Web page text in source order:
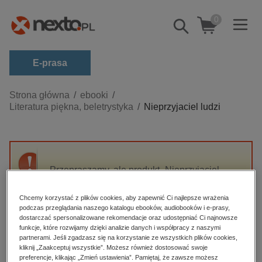
Pokaż/schowaj
wyszukiwarkę
0
E-prasa
Kategorie
Zobacz wszystkie E-prasa
budownictwo, aranżacja wnętrz
darmowe wydania
edukacja
hobby, sport, rozrywka
komputery, internet, technologie, informatyka
Strona główna
ebooki
Literatura piękna, beletrystyka
Nieprzyjaciel ludzi
Przepraszamy, ale produkt „Nieprzyjaciel
High-contrast mode
Polecane
Chcemy korzystać z plików cookies, aby zapewnić Ci najlepsze wrażenia
podczas przeglądania naszego katalogu ebooków, audiobooków i e-prasy,
dostarczać spersonalizowane rekomendacje oraz udostępniać Ci najnowsze
funkcje, które rozwijamy dzięki analizie danych i współpracy z naszymi
partnerami. Jeśli zgadzasz się na korzystanie ze wszystkich plików cookies,
kliknij „Zaakceptuj wszystkie”. Możesz również dostosować swoje
preferencje, klikając „Zmień ustawienia”. Pamiętaj, że zawsze możesz